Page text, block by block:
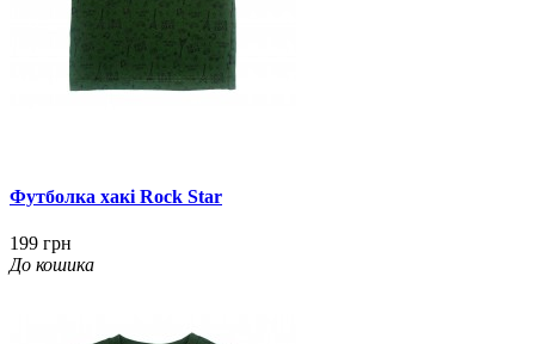
Футболка хакі Rock Star
199 грн
До кошика